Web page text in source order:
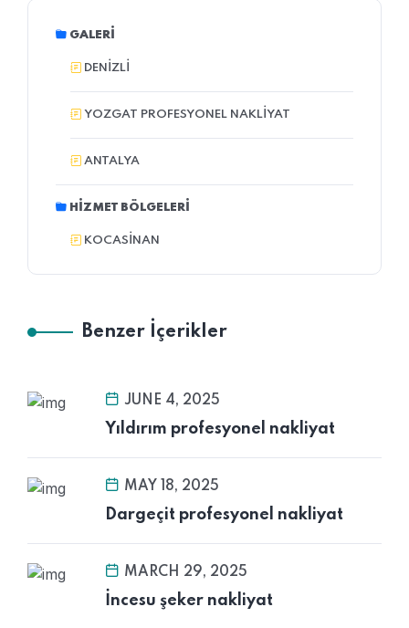
GALERI
DENIZLI
YOZGAT PROFESYONEL NAKLIYAT
ANTALYA
HIZMET BÖLGELERI
KOCASINAN
Benzer İçerikler
JUNE 4, 2025
Yıldırım profesyonel nakliyat
MAY 18, 2025
Dargeçit profesyonel nakliyat
MARCH 29, 2025
İncesu şeker nakliyat